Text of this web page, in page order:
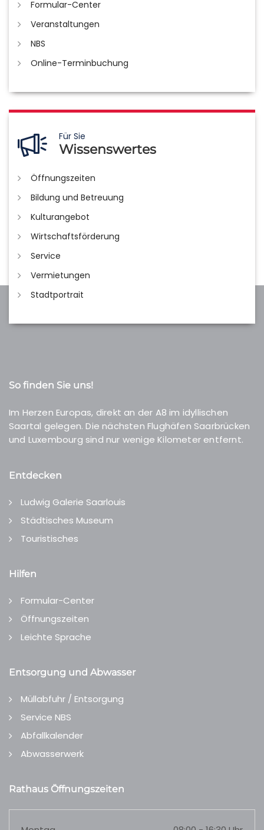
Formular-Center
Veranstaltungen
NBS
Online-Terminbuchung
Für Sie
Wissenswertes
Öffnungszeiten
Bildung und Betreuung
Kulturangebot
Wirtschaftsförderung
Service
Vermietungen
Stadtportrait
So finden Sie uns!
Im Herzen Europas, direkt an der A8 im idyllischen
Saartal gelegen. Die nächsten Flughäfen Saarbrücken
und Luxembourg sind nur wenige Kilometer entfernt.
Entdecken
Ludwig Galerie Saarlouis
Städtisches Museum
Touristisches
Hilfen
Formular-Center
Öffnungszeiten
Leichte Sprache
Entsorgung und Abwasser
Müllabfuhr / Entsorgung
Service NBS
Abfallkalender
Abwasserwerk
Rathaus Öffnungszeiten